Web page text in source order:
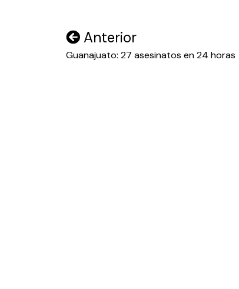
Navegación
de
Anterior
Guanajuato: 27 asesinatos en 24 horas